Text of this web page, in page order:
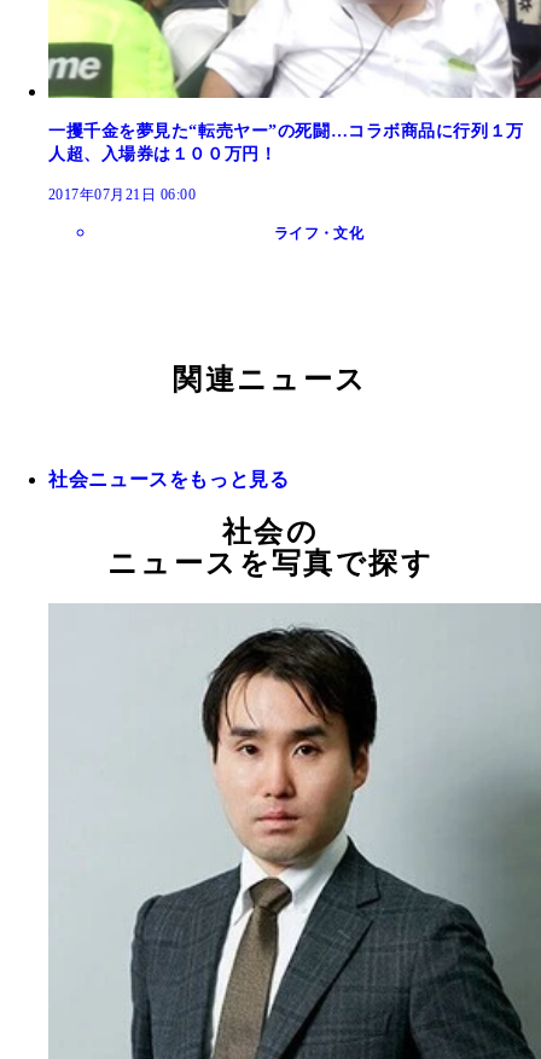
一攫千金を夢見た“転売ヤー”の死闘…コラボ商品に行列１万
人超、入場券は１００万円！
2017年07月21日 06:00
ライフ・文化
関連ニュース
社会ニュースをもっと見る
社会の
ニュースを写真で探す